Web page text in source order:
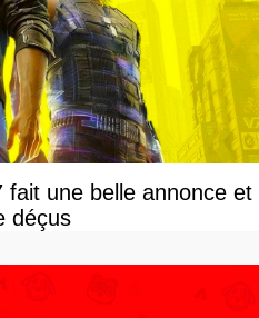
fait une belle annonce et
déçus